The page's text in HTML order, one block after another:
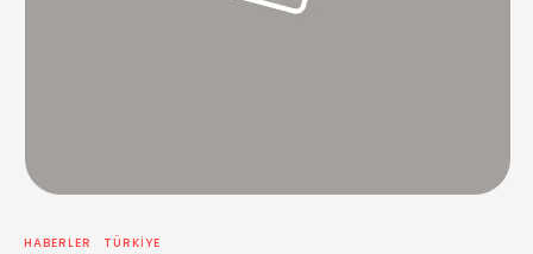
HABERLER TÜRKIYE